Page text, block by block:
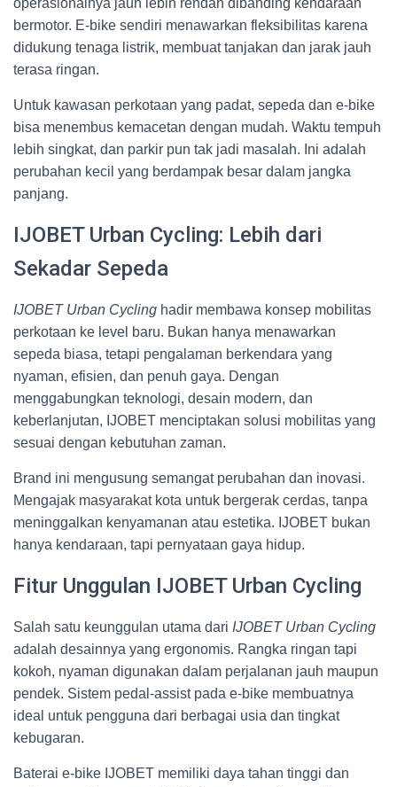
operasionalnya jauh lebih rendah dibanding kendaraan
bermotor. E-bike sendiri menawarkan fleksibilitas karena
didukung tenaga listrik, membuat tanjakan dan jarak jauh
terasa ringan.
Untuk kawasan perkotaan yang padat, sepeda dan e-bike
bisa menembus kemacetan dengan mudah. Waktu tempuh
lebih singkat, dan parkir pun tak jadi masalah. Ini adalah
perubahan kecil yang berdampak besar dalam jangka
panjang.
IJOBET Urban Cycling: Lebih dari
Sekadar Sepeda
IJOBET Urban Cycling hadir membawa konsep mobilitas
perkotaan ke level baru. Bukan hanya menawarkan
sepeda biasa, tetapi pengalaman berkendara yang
nyaman, efisien, dan penuh gaya. Dengan
menggabungkan teknologi, desain modern, dan
keberlanjutan, IJOBET menciptakan solusi mobilitas yang
sesuai dengan kebutuhan zaman.
Brand ini mengusung semangat perubahan dan inovasi.
Mengajak masyarakat kota untuk bergerak cerdas, tanpa
meninggalkan kenyamanan atau estetika. IJOBET bukan
hanya kendaraan, tapi pernyataan gaya hidup.
Fitur Unggulan IJOBET Urban Cycling
Salah satu keunggulan utama dari IJOBET Urban Cycling
adalah desainnya yang ergonomis. Rangka ringan tapi
kokoh, nyaman digunakan dalam perjalanan jauh maupun
pendek. Sistem pedal-assist pada e-bike membuatnya
ideal untuk pengguna dari berbagai usia dan tingkat
kebugaran.
Baterai e-bike IJOBET memiliki daya tahan tinggi dan